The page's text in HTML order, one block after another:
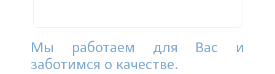
Мы работаем для Вас и
заботимся о качестве.